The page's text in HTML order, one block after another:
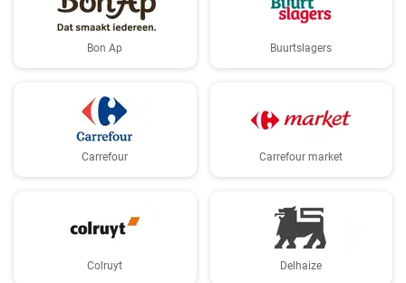
Bon Ap Buurtslagers
Carrefour Carrefour market
Colruyt Delhaize